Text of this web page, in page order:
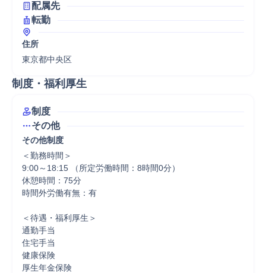
配属先
転勤
住所
東京都中央区
制度・福利厚生
制度
その他
その他制度
＜勤務時間＞
9:00～18:15 （所定労働時間：8時間0分）
休憩時間：75分
時間外労働有無：有
＜待遇・福利厚生＞
通勤手当
住宅手当
健康保険
厚生年金保険